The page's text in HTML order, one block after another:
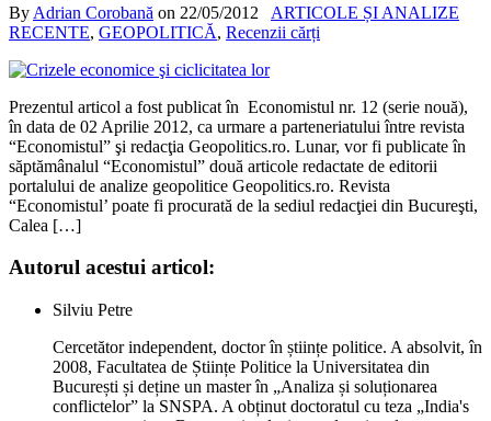
By Adrian Corobană on 22/05/2012
ARTICOLE ȘI ANALIZE
RECENTE, GEOPOLITICĂ, Recenzii cărți
Prezentul articol a fost publicat în Economistul nr. 12 (serie nouă),
în data de 02 Aprilie 2012, ca urmare a parteneriatului între revista
“Economistul” şi redacţia Geopolitics.ro. Lunar, vor fi publicate în
săptămânalul “Economistul” două articole redactate de editorii
portalului de analize geopolitice Geopolitics.ro. Revista
“Economistul’ poate fi procurată de la sediul redacţiei din Bucureşti,
Calea […]
Autorul acestui articol:
Silviu Petre
Cercetător independent, doctor în științe politice. A absolvit, în
2008, Facultatea de Științe Politice la Universitatea din
București și deține un master în „Analiza și soluționarea
conflictelor” la SNSPA. A obținut doctoratul cu teza „India's